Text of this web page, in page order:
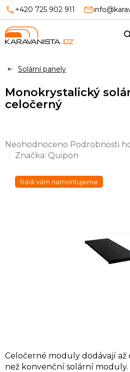
Přejít
obsah
+420 725 902 911
Solární panely
Monokrystalický
celočerný
Průměrné
hodnocení
0,0
Neohodnoceno Podrobnosti
Značka: Quipon
Rádi vám namontujeme
Celočerné moduly dodávají až
než konvenční solární moduly.